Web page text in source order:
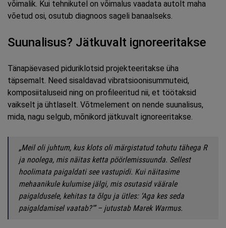
võimalik. Kui tehnikutel on võimalus vaadata autolt maha
võetud osi, osutub diagnoos sageli banaalseks.
Suunalisus? Jätkuvalt ignoreeritakse
Tänapäevased piduriklotsid projekteeritakse üha
täpsemalt. Need sisaldavad vibratsioonisummuteid,
komposiitaluseid ning on profileeritud nii, et töötaksid
vaikselt ja ühtlaselt. Võtmelement on nende suunalisus,
mida, nagu selgub, mõnikord jätkuvalt ignoreeritakse.
„Meil oli juhtum, kus klots oli märgistatud tohutu tähega R
ja noolega, mis näitas ketta pöörlemissuunda. Sellest
hoolimata paigaldati see vastupidi. Kui näitasime
mehaanikule kulumise jälgi, mis osutasid väärale
paigaldusele, kehitas ta õlgu ja ütles: ‘Aga kes seda
paigaldamisel vaatab?'” – jutustab Marek Warmus.